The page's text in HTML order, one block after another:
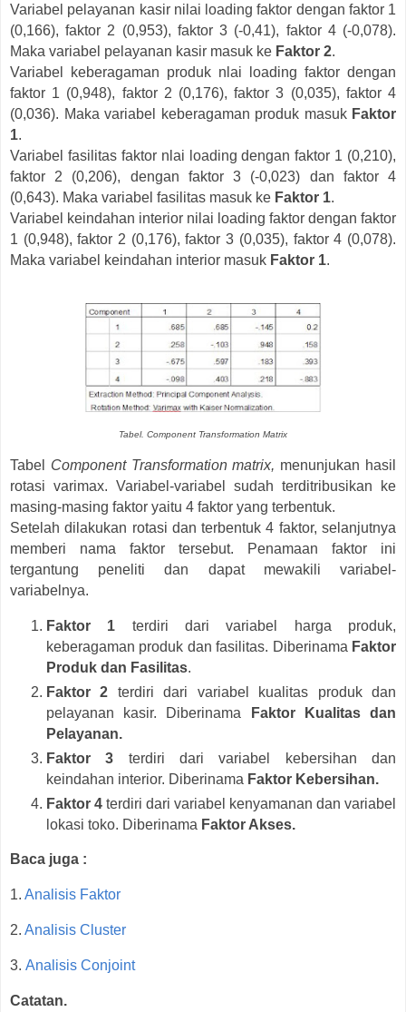
Variabel pelayanan kasir nilai loading faktor dengan faktor 1
(0,166), faktor 2 (0,953), faktor 3 (-0,41), faktor 4 (-0,078).
Maka variabel pelayanan kasir masuk ke Faktor 2.
Variabel keberagaman produk nlai loading faktor dengan
faktor 1 (0,948), faktor 2 (0,176), faktor 3 (0,035), faktor 4
(0,036). Maka variabel keberagaman produk masuk Faktor
1.
Variabel fasilitas faktor nlai loading dengan faktor 1 (0,210),
faktor 2 (0,206), dengan faktor 3 (-0,023) dan faktor 4
(0,643). Maka variabel fasilitas masuk ke Faktor 1.
Variabel keindahan interior nilai loading faktor dengan faktor
1 (0,948), faktor 2 (0,176), faktor 3 (0,035), faktor 4 (0,078).
Maka variabel keindahan interior masuk Faktor 1.
Tabel. Component Transformation Matrix
Tabel Component Transformation matrix, menunjukan hasil
rotasi varimax. Variabel-variabel sudah terditribusikan ke
masing-masing faktor yaitu 4 faktor yang terbentuk.
Setelah dilakukan rotasi dan terbentuk 4 faktor, selanjutnya
memberi nama faktor tersebut. Penamaan faktor ini
tergantung peneliti dan dapat mewakili variabel-
variabelnya.
Faktor 1 terdiri dari variabel harga produk,
keberagaman produk dan fasilitas. Diberinama Faktor
Produk dan Fasilitas.
Faktor 2 terdiri dari variabel kualitas produk dan
pelayanan kasir. Diberinama
Faktor Kualitas dan
Pelayanan.
Faktor 3 terdiri dari variabel kebersihan dan
keindahan interior. Diberinama Faktor Kebersihan.
Faktor 4 terdiri dari variabel kenyamanan dan variabel
lokasi toko. Diberinama Faktor Akses.
Baca juga :
1. Analisis Faktor
2. Analisis Cluster
3. Analisis Conjoint
Catatan.